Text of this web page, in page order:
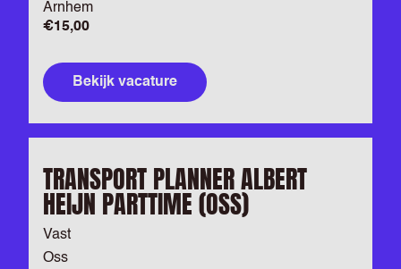
Arnhem
€15,00
Bekijk vacature
TRANSPORT PLANNER ALBERT
HEIJN PARTTIME (OSS)
Vast
Oss